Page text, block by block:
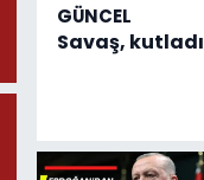
GÜNCEL
Savaş, kutladı